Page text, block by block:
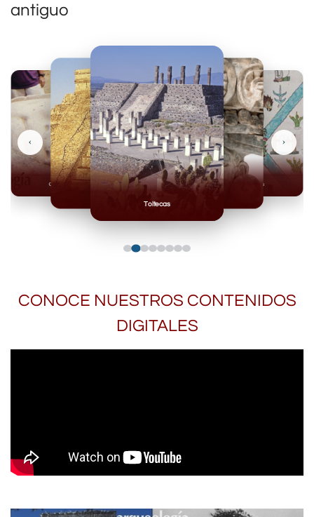
antiguo
Toltecas
Mexicas
Olmecas
‹ ›
CONOCE NUESTROS CONTENIDOS
DIGITALES